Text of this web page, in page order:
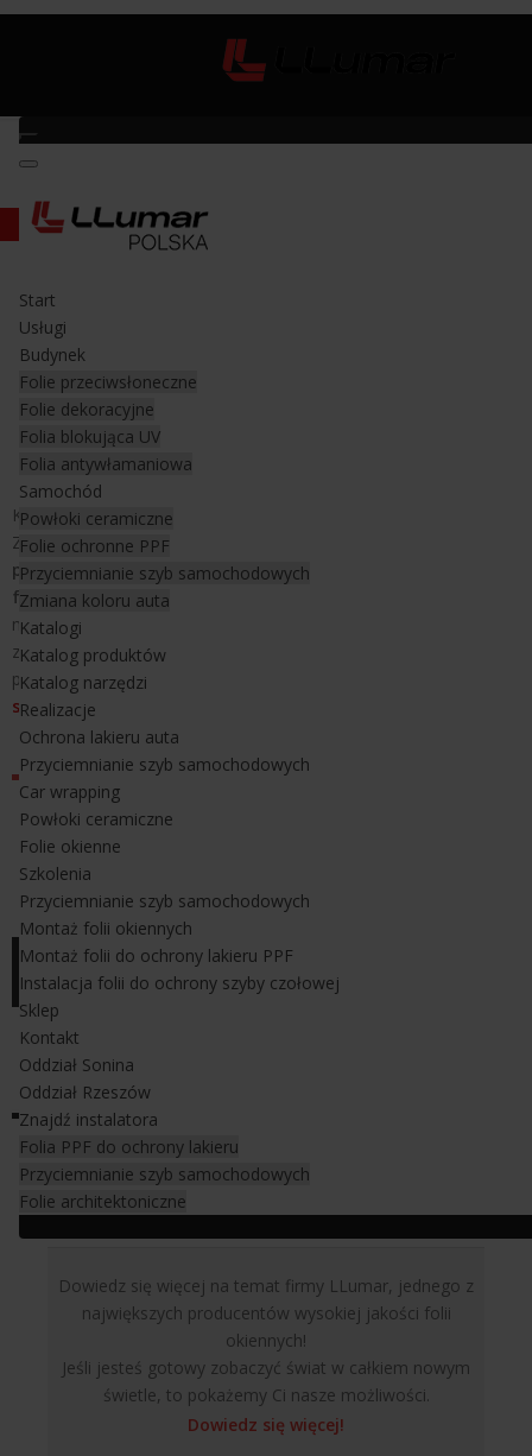
Start
Usługi
Budynek
Folie przeciwsłoneczne
Folie dekoracyjne
Folia blokująca UV
Folia antywłamaniowa
Samochód
Powłoki ceramiczne
Folie ochronne PPF
Przyciemnianie szyb samochodowych
Zmiana koloru auta
Katalogi
Katalog produktów
Katalog narzędzi
Realizacje
Ochrona lakieru auta
Przyciemnianie szyb samochodowych
Car wrapping
Powłoki ceramiczne
Folie okienne
Szkolenia
Przyciemnianie szyb samochodowych
Montaż folii okiennych
Montaż folii do ochrony lakieru PPF
Instalacja folii do ochrony szyby czołowej
Sklep
Kontakt
Oddział Sonina
Oddział Rzeszów
Znajdź instalatora
Folia PPF do ochrony lakieru
Przyciemnianie szyb samochodowych
Folie architektoniczne
Karta do instalacji folii Hard Card Peach
Karta do instalacji folii Hard Card
Karta do dopracowywania detali przy
Karta trapezowa"Hard Card Peach"
Znajduje zastosowanie zarówno podczas
przyciemniania szyb samochodowych
foliiczy miejscowego
montażu. Owinięta filcem lub taśmą teflonową znajduje
zastosowanie również w podczas zmiany koloru auta, czy
podczas montażu
samochodu
Wymiary karty Hard Card Peach to:
Dowiedz się więcej na temat firmy LLumar, jednego z
największych producentów wysokiej jakości folii
okiennych!
Jeśli jesteś gotowy zobaczyć świat w całkiem nowym
świetle, to pokażemy Ci nasze możliwości.
Dowiedz się więcej!